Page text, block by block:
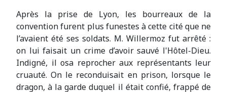
Après la prise de Lyon, les bourreaux de la
convention furent plus funestes à cette cité que ne
l’avaient été ses soldats. M. Willermoz fut arrêté :
on lui faisait un crime d’avoir sauvé l'Hôtel-Dieu.
Indigné, il osa reprocher aux représentants leur
cruauté. On le reconduisait en prison, lorsque le
dragon, à la garde duquel il était confié, frappé de